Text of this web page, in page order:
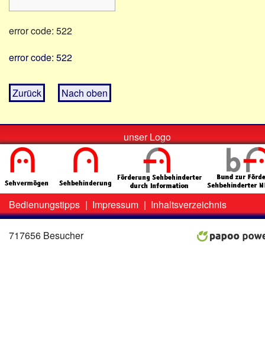
error code: 522
error code: 522
Zurück Nach oben
unser Logo
Zweit-
Menü
Bedienungstipps | Impressum | Inhaltsverzeichnis
717656 Besucher